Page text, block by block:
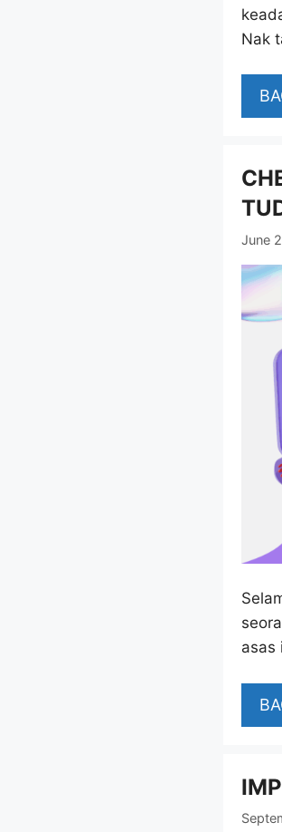
Nak
June
asas